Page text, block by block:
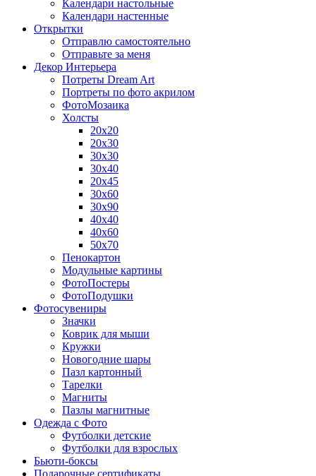
Календари настольные
Календари настенные
Открытки
Отправлю самостоятельно
Отправьте за меня
Декор Интерьера
Потреты Dream Art
Портреты по фото акрилом
ФотоМозаика
Холсты
20х20
20х30
30х30
30х40
20х45
30х60
30х90
40х40
40х60
50х70
Пенокартон
Модульные картины
ФотоПостеры
ФотоПодушки
Фотоcувениры
Значки
Коврик для мыши
Кружки
Новогодние шары
Пазл картонный
Тарелки
Магниты
Пазлы магнитные
Одежда с Фото
Футболки детские
Футболки для взрослых
Бьюти-боксы
Подарочные сертификаты